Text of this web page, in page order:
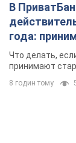
В
года:
банки
Что делать,
принимают
8 годин тому